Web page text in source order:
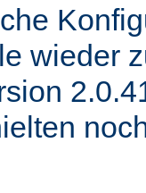
wieder